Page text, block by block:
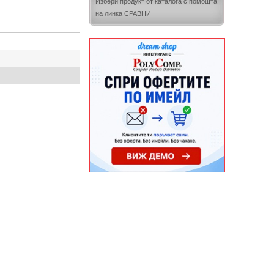
на линка СРАВНИ